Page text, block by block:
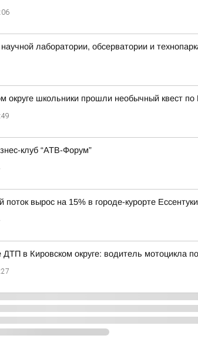
лаборатории, обсерватории и
округе школьники прошли необычный квест
клуб “АТВ-Форум”
поток вырос на 15% в городе-курорте Ессентуки
в Кировском округе: водитель мотоцикла